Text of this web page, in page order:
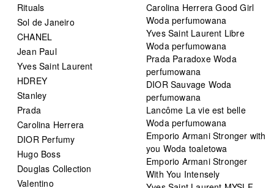
Rituals
Sol de Janeiro
CHANEL
Jean Paul
Yves Saint Laurent
HDREY
Stanley
Prada
Carolina Herrera
DIOR Perfumy
Hugo Boss
Douglas Collection
Valentino
Carolina Herrera Good Girl
Woda perfumowana
Yves Saint Laurent Libre
Woda perfumowana
Prada Paradoxe Woda
perfumowana
DIOR Sauvage Woda
perfumowana
Lancôme La vie est belle
Woda perfumowana
Emporio Armani Stronger with
you Woda toaletowa
Emporio Armani Stronger
With You Intensely